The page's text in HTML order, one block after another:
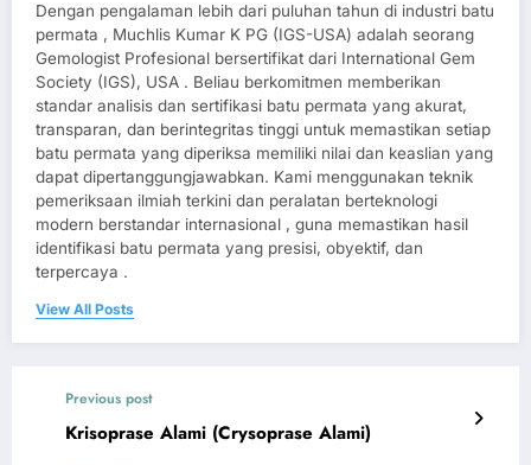
Dengan pengalaman lebih dari puluhan tahun di industri batu
permata , Muchlis Kumar K PG (IGS-USA) adalah seorang
Gemologist Profesional bersertifikat dari International Gem
Society (IGS), USA . Beliau berkomitmen memberikan
standar analisis dan sertifikasi batu permata yang akurat,
transparan, dan berintegritas tinggi untuk memastikan setiap
batu permata yang diperiksa memiliki nilai dan keaslian yang
dapat dipertanggungjawabkan. Kami menggunakan teknik
pemeriksaan ilmiah terkini dan peralatan berteknologi
modern berstandar internasional , guna memastikan hasil
identifikasi batu permata yang presisi, obyektif, dan
terpercaya .
View All Posts
Previous post
Krisoprase Alami (Crysoprase Alami)